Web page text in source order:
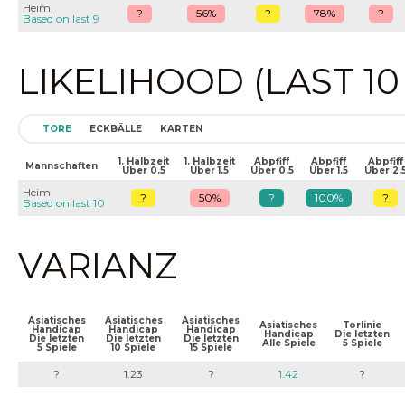
Heim
Based on last 9
? 56% ? 78% ?
LIKELIHOOD (LAST
TORE ECKBÄLLE KARTEN
Mannschaften 1. Halbzeit
Über 0.5
1. Halbzeit
Über 1.5
Abpfiff
Über 0.5
Abpfiff
Über 1.5
Abpfiff
Über
Heim
Based on last 10
? 50% ? 100% ?
VARIANZ
Asiatisches
Handicap
Die letzten
5 Spiele
Asiatisches
Handicap
Die letzten
10 Spiele
Asiatisches
Handicap
Die letzten
15 Spiele
Asiatisches
Handicap
Alle Spiele
Torlinie
Die letzten
5 Spiele
? 1.23 ? 1.42 ?